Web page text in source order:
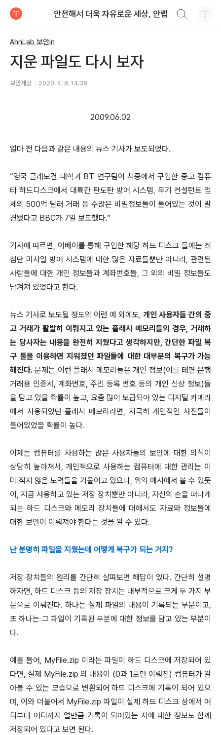
안전해서 더욱 자유로운 세상, 안랩
AhnLab 보안in
지운 파일도 다시 보자
보안세상 2020. 4. 8. 14:38
2009.06.02
얼마 전 다음과 같은 내용의 뉴스 기사가 보도되었다.
“영국 글래모건 대학과 BT 연구팀이 시중에서 구입한 중고 컴퓨
터 하드디스크에서 대륙간 탄도탄 방어 시스템, 무기 컨설턴트 업
체의 500억 달러 거래 등 수많은 비밀정보들이 들어있는 것이 발
견됐다고 BBC가 7일 보도했다.”
기사에 따르면, 이베이를 통해 구입한 해당 하드 디스크 들에는 최
첨단 미사일 방어 시스템에 대한 많은 자료들뿐만 아니라, 관련된
사람들에 대한 개인 정보들과 계좌번호들, 그 외의 비밀 정보들도
남겨져 있었다고 한다.
뉴스 기사로 보도될 정도의 이런 예 외에도, 개인 사용자들 간의 중
고 거래가 활발히 이뤄지고 있는 플래시 메모리들의 경우, 거래하
는 당사자는 내용을 완전히 지웠다고 생각하지만, 간단한 파일 복
구 툴을 이용하면 지워졌던 파일들에 대한 대부분의 복구가 가능
해진다. 문제는 이런 플래시 메모리들은 개인 정보(이를 테면 은행
거래용 인증서, 계좌번호, 주민 등록 번호 등의 개인 신상 정보)들
을 담고 있을 확률이 높고, 요즘 많이 보급되어 있는 디지털 카메라
에서 사용되었던 플래시 메모리라면, 지극히 개인적인 사진들이
들어있었을 확률이 높다.
이제는 컴퓨터를 사용하는 많은 사용자들의 보안에 대한 의식이
상당히 높아져서, 개인적으로 사용하는 컴퓨터에 대한 관리는 이
미 적지 않은 노력들을 기울이고 있으나, 위의 예시에서 볼 수 있듯
이, 지금 사용하고 있는 저장 장치뿐만 아니라, 자신의 손을 떠나게
되는 하드 디스크와 메모리 장치들에 대해서도 자료와 정보들에
대한 보안이 이뤄져야 한다는 것을 알 수 있다.
난 분명히 파일을 지웠는데 어떻게 복구가 되는 거지?
저장 장치들의 원리를 간단히 살펴보면 해답이 있다. 간단히 설명
하자면, 하드 디스크 등의 저장 장치는 내부적으로 크게 두 가지 부
분으로 이뤄진다. 하나는 실제 파일의 내용이 기록되는 부분이고,
또 하나는 그 파일이 기록된 부분에 대한 정보를 담고 있는 부분이
다.
예를 들어, MyFile.zip 이라는 파일이 하드 디스크에 저장되어 있
다면, 실제 MyFile.zip 의 내용이 (0과 1로만 이뤄진) 컴퓨터가 알
아볼 수 있는 모습으로 변환되어 하드 디스크에 기록이 되어 있으
며, 이와 더불어서 MyFile.zip 파일이 실제 하드 디스크 상에서 어
디부터 어디까지 얼만큼 기록이 되어있는 지에 대한 정보도 함께
저장되어 있다고 보면 된다.